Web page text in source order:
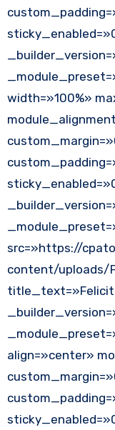
width=»100%»
src=»https://
content/uploads/
align=»center»